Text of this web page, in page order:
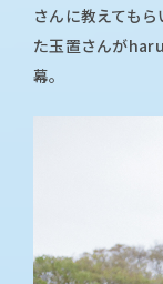
さんに教えても
た玉置さんが
幕。